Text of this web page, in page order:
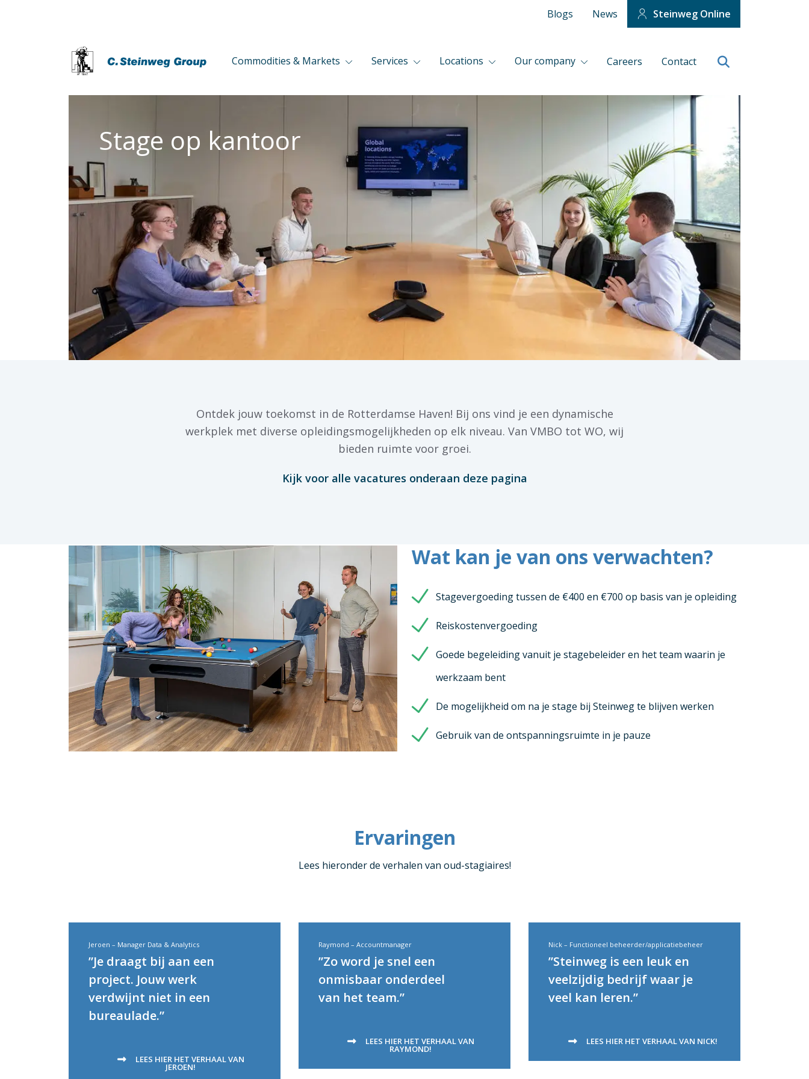
Blogs News Steinweg Online
Commodities & Markets Services Locations Our company Careers Contact
Stage op kantoor
Ontdek jouw toekomst in de Rotterdamse Haven! Bij ons vind je een dynamische
werkplek met diverse opleidingsmogelijkheden op elk niveau. Van VMBO tot WO, wij
bieden ruimte voor groei.
Kijk voor alle vacatures onderaan deze pagina
Wat kan je van ons verwachten?
Stagevergoeding tussen de €400 en €700 op basis van je opleiding
Reiskostenvergoeding
Goede begeleiding vanuit je stagebeleider en het team waarin je
werkzaam bent
De mogelijkheid om na je stage bij Steinweg te blijven werken
Gebruik van de ontspanningsruimte in je pauze
Ervaringen
Lees hieronder de verhalen van oud-stagiaires!
Jeroen – Manager Data & Analytics
”Je draagt bij aan een
project. Jouw werk
verdwijnt niet in een
bureaulade.”
LEES HIER HET VERHAAL VAN
JEROEN!
Raymond – Accountmanager
”Zo word je snel een
onmisbaar onderdeel
van het team.”
LEES HIER HET VERHAAL VAN
RAYMOND!
Nick – Functioneel beheerder/applicatiebeheer
”Steinweg is een leuk en
veelzijdig bedrijf waar je
veel kan leren.”
LEES HIER HET VERHAAL VAN NICK!